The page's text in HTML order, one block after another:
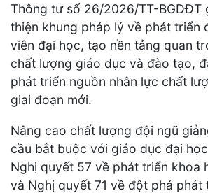
Thông tư số 26/2026/TT-BGDĐT
thiện khung pháp lý về phát triển
viên đại học, tạo nền tảng quan
chất lượng giáo dục và đào tạo,
phát triển nguồn nhân lực chất
giai đoạn mới.
Nâng cao chất lượng đội ngũ
cầu bắt buộc với giáo dục đại
Nghị quyết 57 về phát triển khoa
và Nghị quyết 71 về đột phá phát